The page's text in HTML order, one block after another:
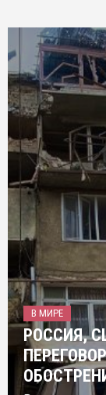
В МИРЕ
РОССИЯ,